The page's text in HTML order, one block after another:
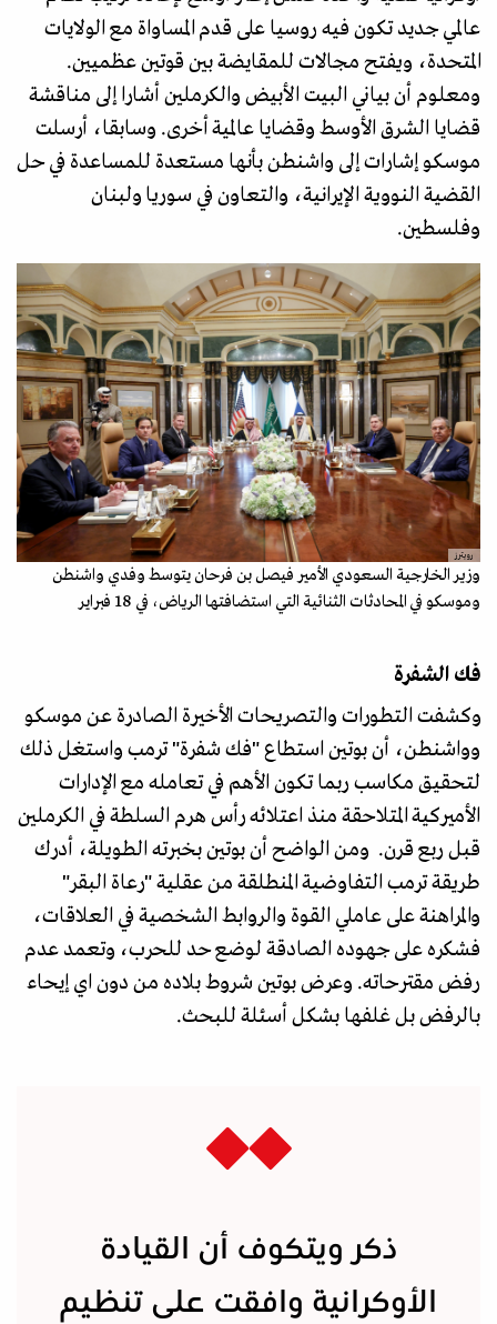
عالمي جديد تكون فيه روسيا على قدم المساواة مع الولايات
المتحدة، ويفتح مجالات للمقايضة بين قوتين عظميين.
ومعلوم أن بياني البيت الأبيض والكرملين أشارا إلى مناقشة
قضايا الشرق الأوسط وقضايا عالمية أخرى. وسابقا، أرسلت
موسكو إشارات إلى واشنطن بأنها مستعدة للمساعدة في حل
القضية النووية الإيرانية، والتعاون في سوريا ولبنان
وفلسطين.
رويترز
وزير الخارجية السعودي الأمير فيصل بن فرحان يتوسط وفدي واشنطن
وموسكو في المحادثات الثنائية التي استضافتها الرياض، في 18 فبراير
فك الشفرة
وكشفت التطورات والتصريحات الأخيرة الصادرة عن موسكو
وواشنطن، أن بوتين استطاع "فك شفرة" ترمب واستغل ذلك
لتحقيق مكاسب ربما تكون الأهم في تعامله مع الإدارات
الأميركية المتلاحقة منذ اعتلائه رأس هرم السلطة في الكرملين
قبل ربع قرن. ومن الواضح أن بوتين بخبرته الطويلة، أدرك
طريقة ترمب التفاوضية المنطلقة من عقلية "رعاة البقر"
والمراهنة على عاملي القوة والروابط الشخصية في العلاقات،
فشكره على جهوده الصادقة لوضع حد للحرب، وتعمد عدم
رفض مقترحاته. وعرض بوتين شروط بلاده من دون اي إيحاء
بالرفض بل غلفها بشكل أسئلة للبحث.
ذكر ويتكوف أن القيادة
الأوكرانية وافقت على تنظيم